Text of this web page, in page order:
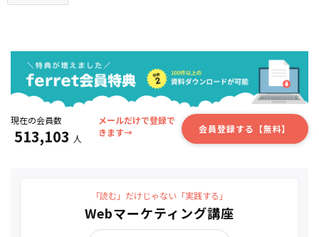
現在の会員数
513,103 人
メールだけで登録で
きます→
会員登録する【無料】
「読む」だけじゃない「実践する」
Webマーケティング講座